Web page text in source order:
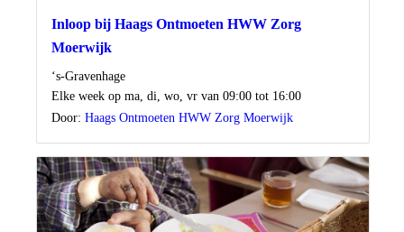
Inloop bij Haags Ontmoeten HWW Zorg
Moerwijk
Locatie
‘s-Gravenhage
Wanneer
Elke week op ma, di, wo, vr van 09:00 tot 16:00
Door: Haags Ontmoeten HWW Zorg Moerwijk